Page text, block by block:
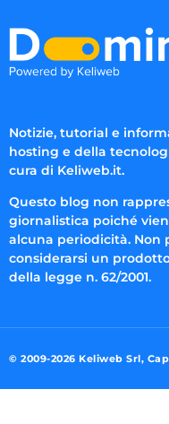
Notizie, tutorial e
hosting e della
cura di Keliweb.it.
Questo blog non
giornalistica poiché
alcuna periodicità. Non
considerarsi un
della legge n. 62/2001.
© 2009-2026 Keliweb Srl,